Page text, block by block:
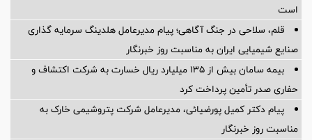
است
قلم، سلاحی در جنگ آگاهی؛ پیام مدیرعامل هلدینگ سرمایه گذاری
صنایع شیمیایی ایران به مناسبت روز خبرنگار
بیمه سامان بیش از ۱۳۵ میلیارد ریال خسارت به شرکت اکتشاف و
حفاری صدر تأمین پرداخت کرد
پیام دکتر کمیل پورضیائی، مدیرعامل شرکت پتروشیمی خارک به
مناسبت روز خبرنگار